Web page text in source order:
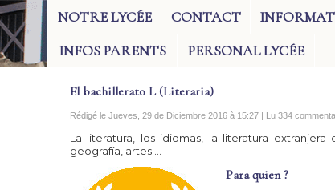
NOTRE LYCÉE CONTACT
INFOS PARENTS
PERSONAL LYCÉE
El bachillerato L (Literaria)
Rédigé le Jueves, 29 de Diciembre 2016 à 15:27 | Lu 334
La literatura, los idiomas, la literatura extranjera
geografía, artes ...
Para quien ?